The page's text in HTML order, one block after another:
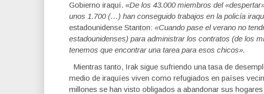
Gobierno iraquí. «De los 43.000 miembros del
unos 1.700 (…) han conseguido trabajos en la policía
estadounidense Stanton: «Cuando pase el verano no
estadounidenses) para administrar los contratos (de los
tenemos que encontrar una tarea para esos chicos».
Mientras tanto, Irak sigue sufriendo una tasa de
medio de iraquíes viven como refugiados en países
millones se han visto obligados a abandonar sus